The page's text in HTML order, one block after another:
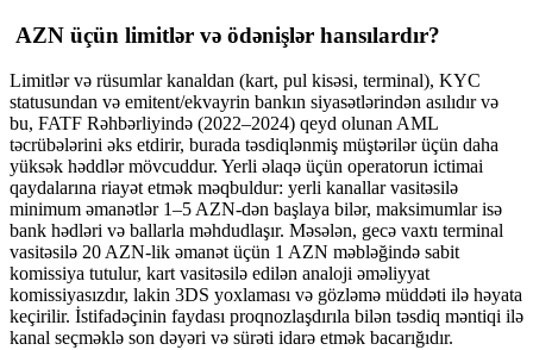
AZN üçün limitlər və ödənişlər hansılardır?
Limitlər və rüsumlar kanaldan (kart, pul kisəsi, terminal), KYC
statusundan və emitent/ekvayrin bankın siyasətlərindən asılıdır və
bu, FATF Rəhbərliyində (2022–2024) qeyd olunan AML
təcrübələrini əks etdirir, burada təsdiqlənmiş müştərilər üçün daha
yüksək həddlər mövcuddur. Yerli əlaqə üçün operatorun ictimai
qaydalarına riayət etmək məqbuldur: yerli kanallar vasitəsilə
minimum əmanətlər 1–5 AZN-dən başlaya bilər, maksimumlar isə
bank hədləri və ballarla məhdudlaşır. Məsələn, gecə vaxtı terminal
vasitəsilə 20 AZN-lik əmanət üçün 1 AZN məbləğində sabit
komissiya tutulur, kart vasitəsilə edilən analoji əməliyyat
komissiyasızdır, lakin 3DS yoxlaması və gözləmə müddəti ilə həyata
keçirilir. İstifadəçinin faydası proqnozlaşdırıla bilən təsdiq məntiqi ilə
kanal seçməklə son dəyəri və sürəti idarə etmək bacarığıdır.